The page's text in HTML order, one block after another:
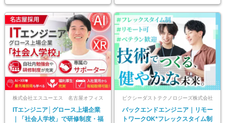
株式会社エスユーエス 名古屋オフィス
ITエンジニア│グロース上場企業
｜「社会人学校」で研修制度・福
ピクシーダストテクノロジーズ株式会社
バックエンドエンジニア｜リモー
トワークOK*フレックスタイム制